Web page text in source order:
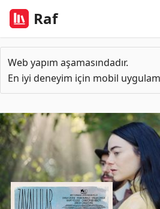
Raf
Web yapım aşamasındadır.
En iyi deneyim için mobil